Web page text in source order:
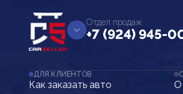
Отдел продаж
+7 (924) 945-
ДЛЯ КЛИЕНТОВ
Как заказать авто
О